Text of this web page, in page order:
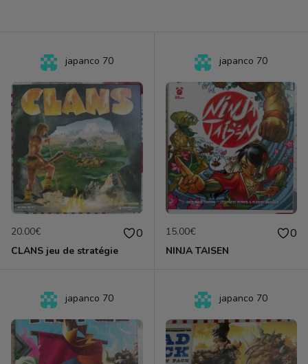
japanco 70
20.00€ 0
CLANS jeu de stratégie
japanco 70
15.00€ 0
NINJA TAISEN
japanco 70 japanco 70